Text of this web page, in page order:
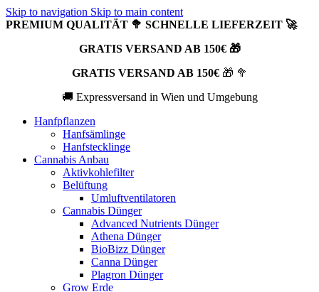
Skip to navigation Skip to main content
PREMIUM QUALITÄT 🥦 SCHNELLE LIEFERZEIT 🚀
GRATIS VERSAND AB 150€ 🎁
GRATIS VERSAND AB 150€🎁 🥦
🚚 Expressversand in Wien und Umgebung
Hanfpflanzen
Hanfsämlinge
Hanfstecklinge
Cannabis Anbau
Aktivkohlefilter
Belüftung
Umluftventilatoren
Cannabis Dünger
Advanced Nutrients Dünger
Athena Dünger
BioBizz Dünger
Canna Dünger
Plagron Dünger
Grow Erde